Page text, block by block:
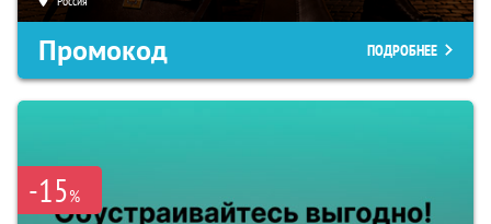
Промокод ПОДРОБНЕЕ
-15%